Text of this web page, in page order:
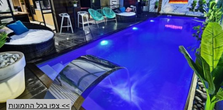
>> צפו בכל התמונות